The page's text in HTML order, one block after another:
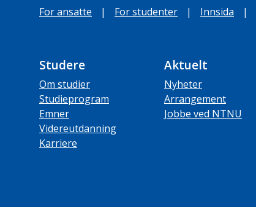
For ansatte | For studenter | Innsida |
Studere
Om studier
Studieprogram
Emner
Videreutdanning
Karriere
Aktuelt
Nyheter
Arrangement
Jobbe ved NTNU